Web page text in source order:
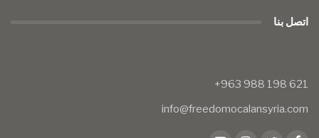
اتصل بنا
info@freedomocalansyria.com